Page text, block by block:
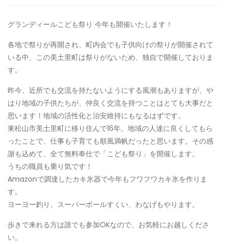
グランディールこども祭り 今年も開催いたします！
各地で祭りが再開され、町内会でも子供向けの祭りが開催されて
いる中、この美土里町は祭りがないため、独自で開催しておりま
す。
昨今、近所でも交流を持たないようにする風潮もありますが、や
はり地域の子供たちが、仲良く交流を持つことはとても大事だと
思います！地域の活性化と治安維持にもなるはずです。
東松山市美土里町に移り住んで16年。地域の人達に良くしてもら
ったことで、仕事も子育ても順風満帆だったと思います。その感
謝も込めて、全て無料奉仕で「こども祭り」を開催します。
うちの職員も乗り気です！
Amazonで調達したカキ氷器で今年もフワフワカキ氷を作りま
す。
ヨーヨー釣り、スーパーボールすくい、わなげもやります。
歩きで来れる方は誰でも参加OKなので、お気軽にお越しくださ
い。